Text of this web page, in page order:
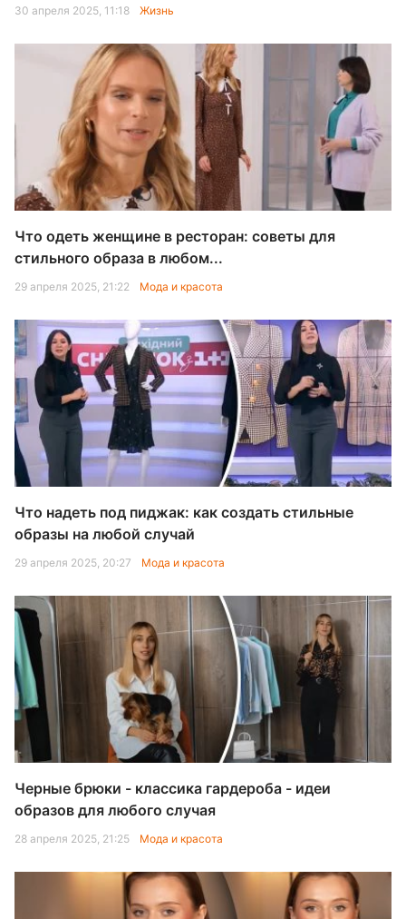
30 апреля 2025, 11:18 Жизнь
Что одеть женщине в ресторан: советы для
стильного образа в любом...
29 апреля 2025, 21:22 Мода и красота
Что надеть под пиджак: как создать стильные
образы на любой случай
29 апреля 2025, 20:27 Мода и красота
Черные брюки - классика гардероба - идеи
образов для любого случая
28 апреля 2025, 21:25 Мода и красота